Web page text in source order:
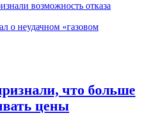
возможность отказа
о неудачном «газовом
что больше
цены